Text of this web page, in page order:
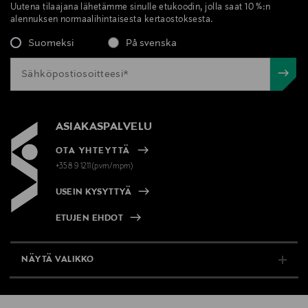
Avainsanat
Le Labo, suihkugeeli, vartalonhoito
Uutena tilaajana lähetämme sinulle etukoodin, jolla saat 10 %:n
alennuksen normaalihintaisesta kertaostoksesta.
Suomeksi På svenska
ASIAKASPALVELU
OTA YHTEYTTÄ
+358 9 1211(pvm/mpm)
USEIN KYSYTTYÄ
ETUJEN EHDOT
NÄYTÄ VALIKKO